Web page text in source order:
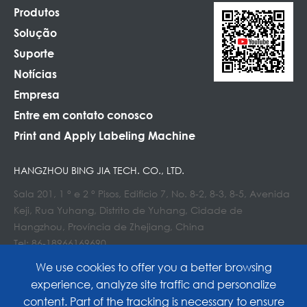
Produtos
Solução
Suporte
Notícias
Empresa
Entre em contato conosco
Print and Apply Labeling Machine
HANGZHOU BING JIA TECH. CO., LTD.
Sala 201, 1 ° e 2 ° Pisos, Edifício 7, No. 8-2, 8-3, 8-5, Avenida
Keji, Rua Yuhang, Distrito de Yuhang, Cidade de
Hangzhou, Província de Zhejiang, China
Tel: 86-18966169690
We use cookies to offer you a better browsing
experience, analyze site traffic and personalize
content. Part of the tracking is necessary to ensure